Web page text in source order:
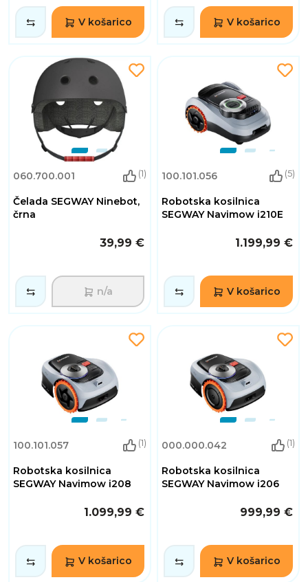
V košarico V košarico
060.700.001 (1)
Čelada SEGWAY Ninebot,
črna
39,99 €
n/a
100.101.056 (5)
Robotska kosilnica
SEGWAY Navimow i210E
1.199,99 €
V košarico
100.101.057 (1)
Robotska kosilnica
SEGWAY Navimow i208
1.099,99 €
V košarico
000.000.042 (1)
Robotska kosilnica
SEGWAY Navimow i206
999,99 €
V košarico